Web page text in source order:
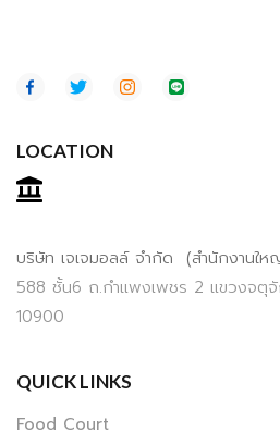
LOCATION
บริษัท เจเจมอลล์ จำกัด (สำนักงานให
588 ชั้น6 ถ.กำแพงเพชร 2 แขวงจตุ
10900
QUICK LINKS
Food Court